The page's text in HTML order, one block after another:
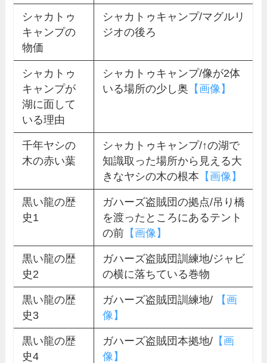
シャカトゥ
キャンプの
物価
シャカトゥキャンプ/マグルリ
ジオの後ろ
シャカトゥ
キャンプが
湖に面して
いる理由
シャカトゥキャンプ/像が2体
いる場所の少し奥 【画像】
千年ヤシの
木の赤い葉
シャカトゥキャンプ/↑の湖で
知識取った場所から見える大
きなヤシの木の根本 【画像】
黒い龍の歴
史1
ガハーズ盗賊団の拠点/吊り橋
を渡ったところにあるテント
の前【画像】
黒い龍の歴
史2
ガハーズ盗賊団訓練地/ジャビ
の横に落ちている巻物
黒い龍の歴
史3
ガハーズ盗賊団訓練地/
【画
像】
黒い龍の歴
史4
ガハーズ盗賊団本拠地/【画
像】